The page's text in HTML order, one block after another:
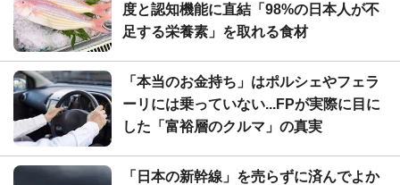
度と認知機能に直結「98%の日本人が不
足する栄養素」を取れる食材
「本当のお金持ち」はポルシェやフェラ
ーリには乗っていない...FPが実際に目に
した「富裕層のクルマ」の真実
「日本の新幹線」を売らずに済んでよか